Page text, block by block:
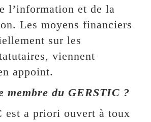
l’information et de la
Les moyens financiers
sur les
viennent
appoint.
membre du GERSTIC ?
est a priori ouvert à toux